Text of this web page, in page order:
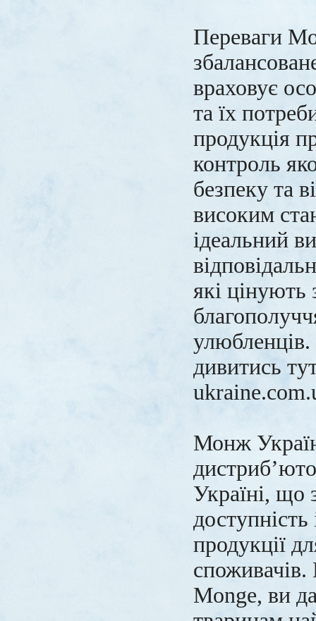
Переваги
враховує
та їх
продукція
контроль
безпеку та
високим
ідеальний
які цінують
дивитись
Монж
Україні, що
доступність
продукції
Monge, ви